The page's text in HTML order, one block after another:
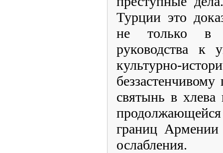
Турции это
не только в
руководства к
культурно-
святынь в
границ
ослабления.